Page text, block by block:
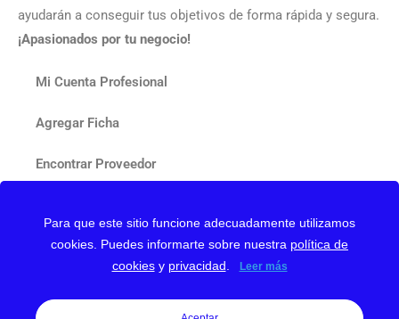
ayudarán a conseguir tus objetivos de forma rápida y segura.
¡Apasionados por tu negocio!
Mi Cuenta Profesional
Agregar Ficha
Encontrar Proveedor
Nuestro Blog
Para que este sitio funcione adecuadamente utilizamos
cookies. Puedes informarte sobre nuestra política de
cookiesy privacidad Leer más